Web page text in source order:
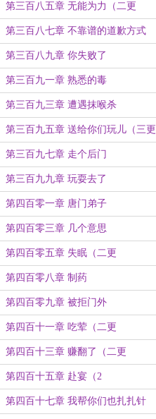
第三百八五章 无能为力（二更
第三百八七章 不靠谱的道歉方式
第三百八九章 你失败了
第三百九一章 熟悉的毒
第三百九三章 遭遇抹喉杀
第三百九五章 送给你们玩儿（三更
第三百九七章 走个后门
第三百九九章 玩耍去了
第四百零一章 唐门弟子
第四百零三章 几个意思
第四百零五章 失眠（二更
第四百零八章 制药
第四百零九章 被拒门外
第四百十一章 吃荤（二更
第四百十三章 赚翻了（二更
第四百十五章 赴宴（2
第四百十七章 我帮你们也扎扎针